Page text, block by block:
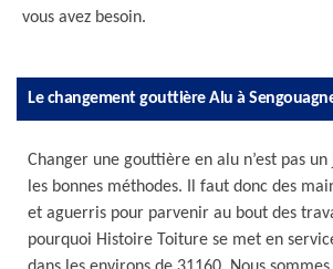
vous avez besoin.
Le changement gouttière Alu à
Changer une gouttière en alu n’est pas un
les bonnes méthodes. Il faut donc des
et aguerris pour parvenir au bout des
pourquoi Histoire Toiture se met en